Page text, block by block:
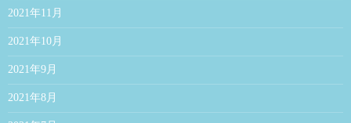
2021年11月
2021年10月
2021年9月
2021年8月